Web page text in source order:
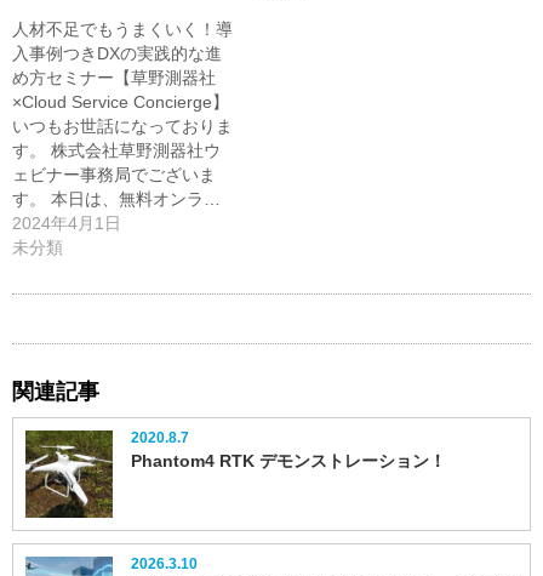
き
ま
す)
人材不足でもうまくいく！導
入事例つきDXの実践的な進
め方セミナー【草野測器社
×Cloud Service Concierge】
いつもお世話になっておりま
す。 株式会社草野測器社ウ
ェビナー事務局でございま
す。 本日は、無料オンラ…
2024年4月1日
未分類
関連記事
2020.8.7
Phantom4 RTK デモンストレーション！
2026.3.10